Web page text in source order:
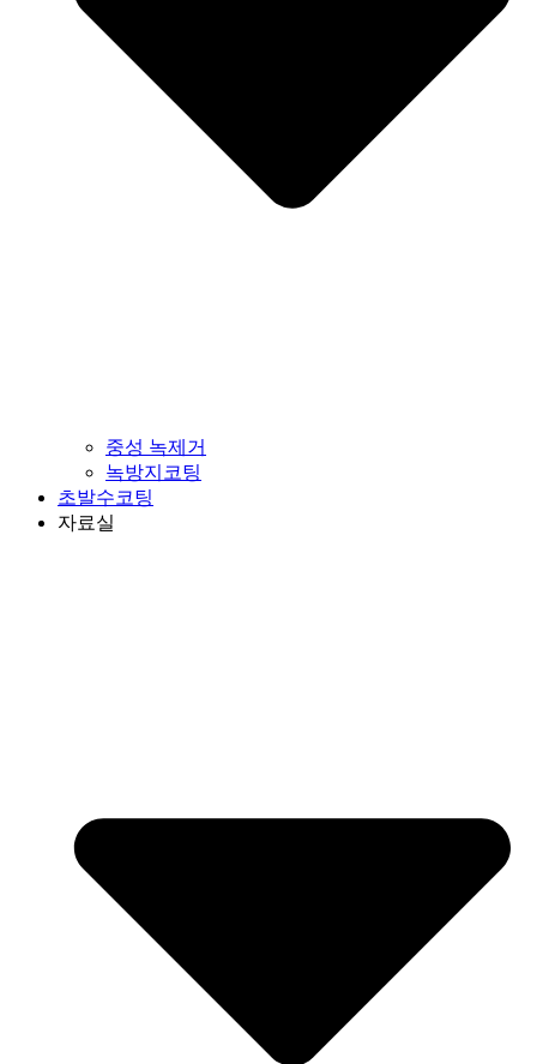
중성 녹제거
녹방지코팅
초발수코팅
자료실